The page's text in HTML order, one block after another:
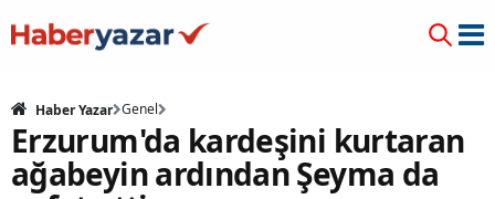
Haber Yazar Genel
Erzurum'da kardeşini kurtaran
ağabeyin ardından Şeyma da